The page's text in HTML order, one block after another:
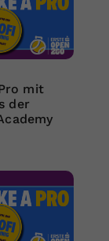
mit
der